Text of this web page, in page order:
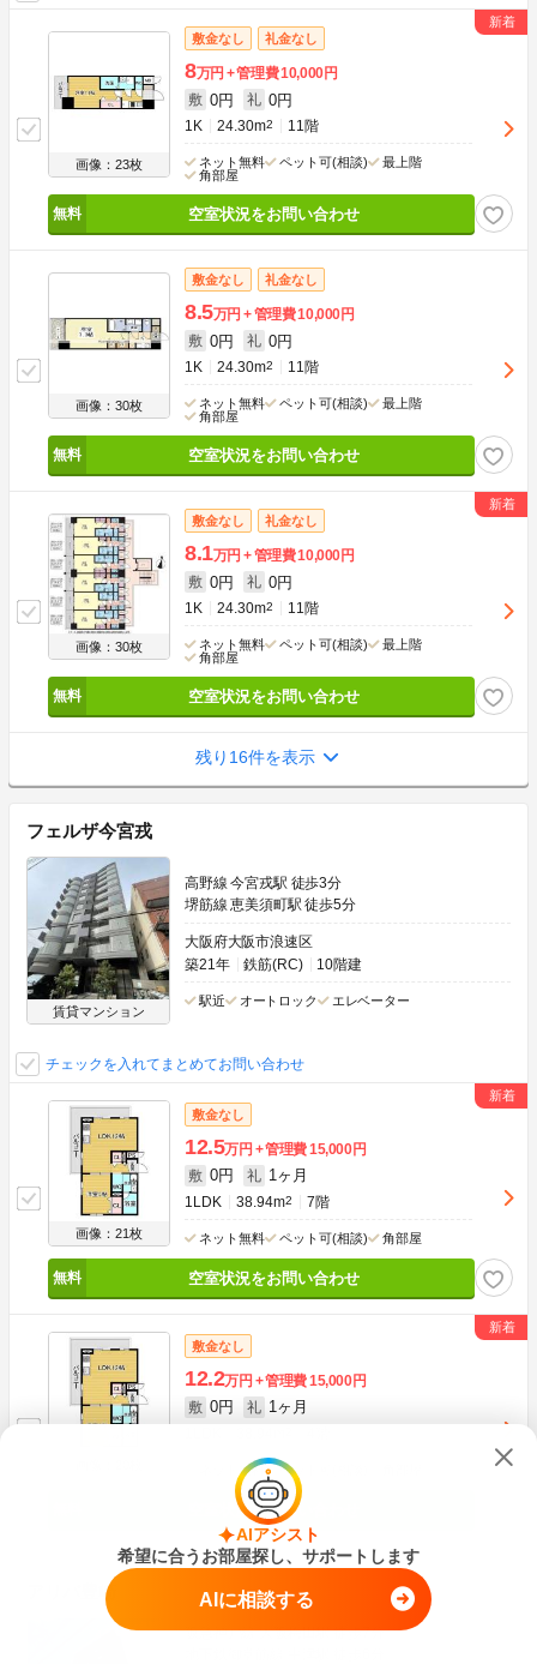
画像：23枚
敷金なし 礼金なし
8万円 管理費10,000円
敷 0円 礼 0円
1K 24.30m2 11階
ネット無料 ペット可(相談)
最上階
角部屋
空室状況をお問い合わせ
画像：30枚
敷金なし 礼金なし
8.5万円 管理費10,000円
敷 0円 礼 0円
1K 24.30m2 11階
ネット無料 ペット可(相談)
最上階
角部屋
空室状況をお問い合わせ
画像：30枚
敷金なし 礼金なし
8.1万円 管理費10,000円
敷 0円 礼 0円
1K 24.30m2 11階
ネット無料 ペット可(相談)
最上階
角部屋
空室状況をお問い合わせ
残り16件を表示
フェルザ今宮戎
賃貸マンション
高野線 今宮戎駅 徒歩3分
堺筋線 恵美須町駅 徒歩5分
大阪府大阪市浪速区
築21年
鉄筋(RC) 10階建
駅近 オートロック エレベーター
チェックを入れてまとめてお問い合わせ
画像：21枚
敷金なし
12.5万円 管理費15,000円
敷 0円 礼 1ヶ月
1LDK 38.94m2 7階
ネット無料 ペット可(相談) 角部屋
空室状況をお問い合わせ
敷金なし
12.2万円 管理費15,000円
敷 0円 礼 1ヶ月
ネット無料 ペット可(相談)
空室状況をお問い合わせ
アリバ豊崎
阪急神戸線 大阪梅田駅 徒歩7分
AIアシスト
希望に合うお部屋探し、サポートします
AIに相談する